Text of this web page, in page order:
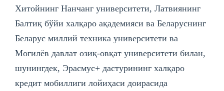
Хитойнинг Нанчанг университети, Латвиянинг
Балтиқ бўйи халқаро ақадемияси ва Беларуснинг
Беларус миллий техника университети ва
Могилёв давлат озиқ-овқат университети билан,
шунингдек, Эрасмус+ дастурининг халқаро
кредит мобиллиги лойиҳаси доирасида